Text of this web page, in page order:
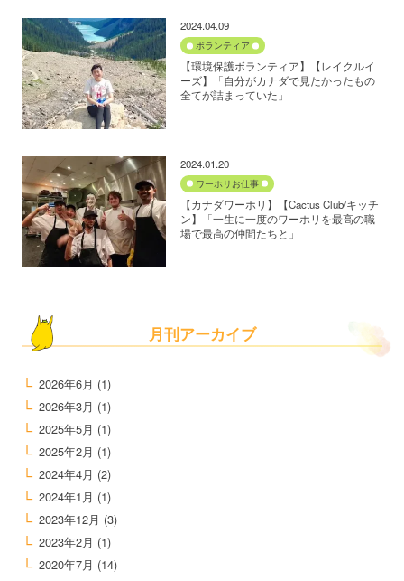
2024.04.09
ボランティア
【環境保護ボランティア】【レイクルイ
ーズ】「自分がカナダで見たかったもの
全てが詰まっていた」
2024.01.20
ワーホリお仕事
【カナダワーホリ】【Cactus Club/キッチ
ン】「一生に一度のワーホリを最高の職
場で最高の仲間たちと」
月刊アーカイブ
2026年6月 (1)
2026年3月 (1)
2025年5月 (1)
2025年2月 (1)
2024年4月 (2)
2024年1月 (1)
2023年12月 (3)
2023年2月 (1)
2020年7月 (14)